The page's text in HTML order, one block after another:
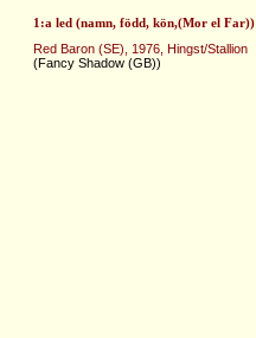
1:a led (namn, född, kön,(Mor el Far))
Red Baron (SE), 1976, Hingst/Stallion
(Fancy Shadow (GB))